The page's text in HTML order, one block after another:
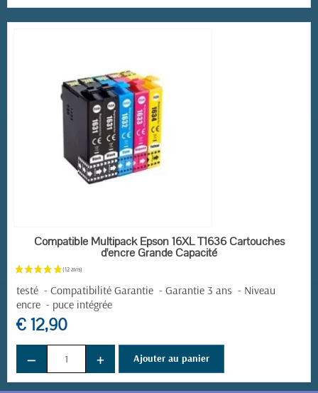
EN STOCK
Compatible Multipack Epson 16XL T1636 Cartouches
d'encre Grande Capacité
testé - Compatibilité Garantie - Garantie 3 ans - Niveau
encre - puce intégrée
€ 12,90
− + Ajouter au panier